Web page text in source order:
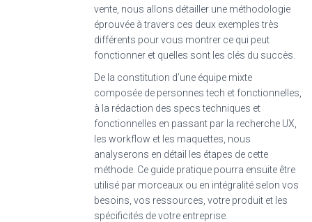
vente, nous allons détailler une méthodologie
éprouvée à travers ces deux exemples très
différents pour vous montrer ce qui peut
fonctionner et quelles sont les clés du succès.
De la constitution d’une équipe mixte
composée de personnes tech et fonctionnelles,
à la rédaction des specs techniques et
fonctionnelles en passant par la recherche UX,
les workflow et les maquettes, nous
analyserons en détail les étapes de cette
méthode. Ce guide pratique pourra ensuite être
utilisé par morceaux ou en intégralité selon vos
besoins, vos ressources, votre produit et les
spécificités de votre entreprise.